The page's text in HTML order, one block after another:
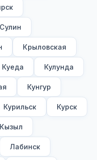
Крыловская
Куеда Кулунда
Кунгур
Курильск Курск
Кызыл
Лабинск